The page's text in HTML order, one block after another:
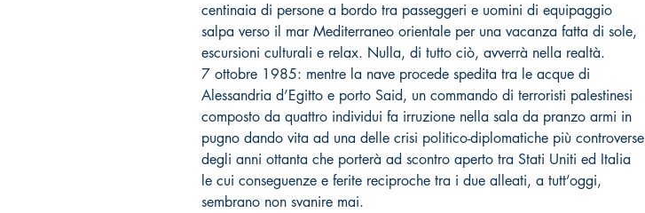
centinaia di persone a bordo tra passeggeri e uomini di equipaggio
salpa verso il mar Mediterraneo orientale per una vacanza fatta di sole,
escursioni culturali e relax. Nulla, di tutto ciò, avverrà nella realtà.
7 ottobre 1985: mentre la nave procede spedita tra le acque di
Alessandria d’Egitto e porto Said, un commando di terroristi palestinesi
composto da quattro individui fa irruzione nella sala da pranzo armi in
pugno dando vita ad una delle crisi politico-diplomatiche più controverse
degli anni ottanta che porterà ad scontro aperto tra Stati Uniti ed Italia
le cui conseguenze e ferite reciproche tra i due alleati, a tutt’oggi,
sembrano non svanire mai.